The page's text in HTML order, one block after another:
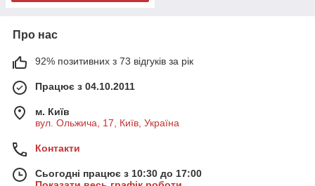
Про нас
92% позитивних з 73 відгуків за рік
Працює з 04.10.2011
м. Київ
вул. Ольжича, 17, Київ, Україна
Контакти
Сьогодні працює з 10:30 до 17:00